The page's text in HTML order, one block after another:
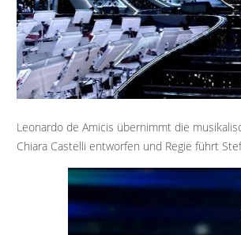
Leonardo de Amicis übernimmt die
Chiara Castelli entworfen und Regie führt